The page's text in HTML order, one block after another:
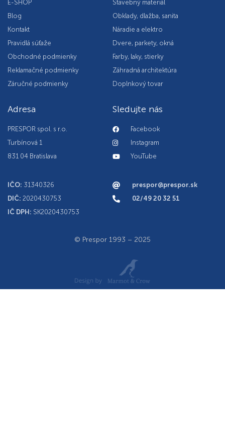
E-SHOP
Blog
Kontakt
Pravidlá súťaže
Obchodné podmienky
Reklamačné podmienky
Záručné podmienky
Stavebný materiál
Obklady, dlažba, sanita
Náradie a elektro
Dvere, parkety, okná
Farby, laky, stierky
Záhradná architektúra
Doplnkový tovar
Adresa
PRESPOR spol. s r.o.
Turbínová 1
831 04 Bratislava
IČO: 31340326
DIČ: 2020430753
IČ DPH: SK2020430753
Sledujte nás
Facebook
Instagram
YouTube
prespor@prespor.sk
02/49 20 32 51
© Prespor 1993 – 2025